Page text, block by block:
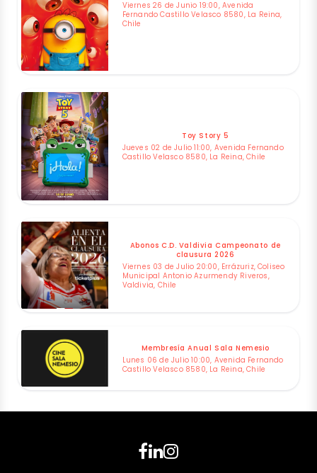
Viernes 26 de Junio 19:00, Avenida
Fernando Castillo Velasco 8580, La Reina,
Chile
Toy Story 5
Jueves 02 de Julio 11:00, Avenida Fernando
Castillo Velasco 8580, La Reina, Chile
Abonos C.D. Valdivia Campeonato de
clausura 2026
Viernes 03 de Julio 20:00, Errázuriz, Coliseo
Municipal Antonio Azurmendy Riveros,
Valdivia, Chile
Membresía Anual Sala Nemesio
Lunes 06 de Julio 10:00, Avenida Fernando
Castillo Velasco 8580, La Reina, Chile